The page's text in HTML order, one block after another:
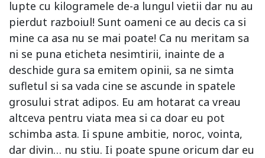
lupte cu kilogramele de-a lungul vietii dar nu au
pierdut razboiul! Sunt oameni ce au decis ca si
mine ca asa nu se mai poate! Ca nu meritam sa
ni se puna eticheta nesimtirii, inainte de a
deschide gura sa emitem opinii, sa ne simta
sufletul si sa vada cine se ascunde in spatele
grosului strat adipos. Eu am hotarat ca vreau
altceva pentru viata mea si ca doar eu pot
schimba asta. Ii spune ambitie, noroc, vointa,
dar divin… nu stiu. Ii poate spune oricum dar eu